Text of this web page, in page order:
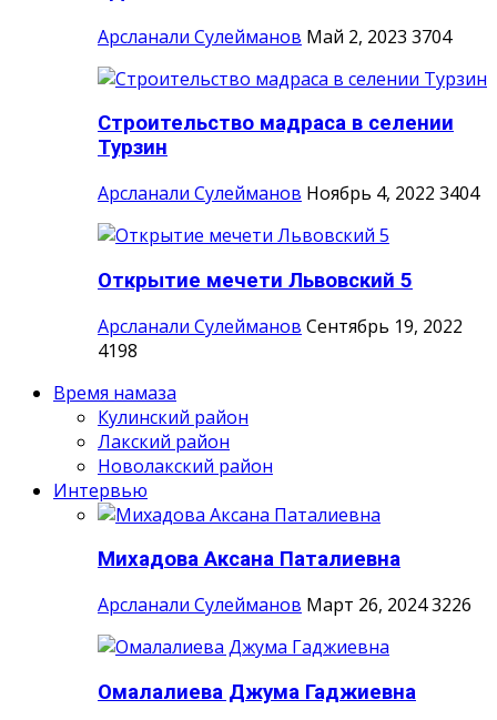
Арсланали Сулейманов Май 2, 2023 3704
Строительство мадраса в селении
Турзин
Арсланали Сулейманов Ноябрь 4, 2022 3404
Открытие мечети Львовский 5
Арсланали Сулейманов Сентябрь 19, 2022
4198
Время намаза
Кулинский район
Лакский район
Новолакский район
Интервью
Михадова Аксана Паталиевна
Арсланали Сулейманов Март 26, 20243226
Омалалиева Джума Гаджиевна